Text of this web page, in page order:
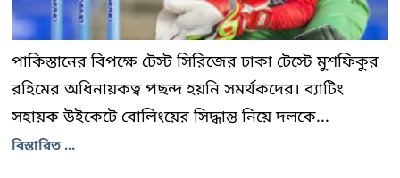
পাকিস্তানের বিপক্ষে টেস্ট সিরিজের ঢাকা টেস্টে মুশফিকুর
রহিমের অধিনায়কত্ব পছন্দ হয়নি সমর্থকদের। ব্যাটিং
সহায়ক উইকেটে বোলিংয়ের সিদ্ধান্ত নিয়ে দলকে...
বিস্তারিত ...